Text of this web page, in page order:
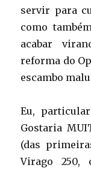
servir para
como
acabar
reforma do
escambo
Eu,
Gostaria
(das
Virago 250,